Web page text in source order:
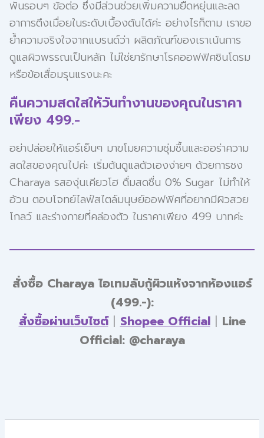
พันรอบๆ ข้อต่อ ซึ่งมีส่วนช่วยเพิ่มความยืดหยุ่นและลด
อาการตึงเมื่อยในระดับเบื้องต้นได้ค่ะ อย่างไรก็ตาม เราขอ
ย้ำความจริงใจจากแบรนด์ว่า ผลิตภัณฑ์ของเราเน้นการ
ดูแลผิวพรรณเป็นหลัก ไม่ใช่ยารักษาโรคออฟฟิศซินโดรม
หรือข้อเสื่อมรุนแรงนะคะ
คืนความสดใสให้วันทำงานของคุณในราคา
เพียง 499.-
อย่าปล่อยให้แอร์เย็นๆ มาขโมยความชุ่มชื้นและออร่าความ
สดใสของคุณไปค่ะ เริ่มต้นดูแลตัวเองง่ายๆ ด้วยการชง
Charaya รสองุ่นเคียวโฮ ดื่มสดชื่น 0% Sugar ไม่ทำให้
อ้วน ตอบโจทย์ไลฟ์สไตล์มนุษย์ออฟฟิศที่อยากมีผิวสวย
โกลว์ และร่างกายที่คล่องตัว ในราคาเพียง 499 บาทค่ะ
สั่งซื้อ Charaya ไอเทมลับกู้ผิวแห้งจากห้องแอร์
(499.-):
สั่งซื้อผ่านเว็บไซต์| Shopee Official| Line
Official: @charaya